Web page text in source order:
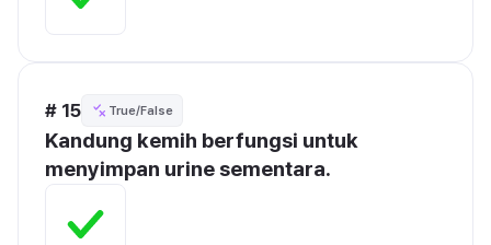
# 15 True/False
Kandung kemih berfungsi untuk
menyimpan urine sementara.